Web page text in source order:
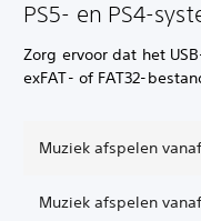
PS5- en PS4-
Zorg ervoor dat het
exFAT- of FAT32-
Muziek afspelen
Muziek afspelen